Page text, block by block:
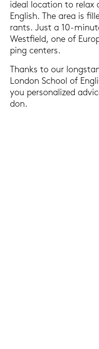
ideal lo­ca­ti­on to relax
Eng­lish. The area is
rants. Just a 10-​
West­field, one of
ping cen­ters.
Thanks to our
Lon­don School of
you per­so­na­li­zed
don.